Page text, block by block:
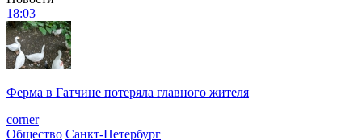
18:03
Ферма в Гатчине потеряла главного жителя
corner
Общество Санкт-Петербург